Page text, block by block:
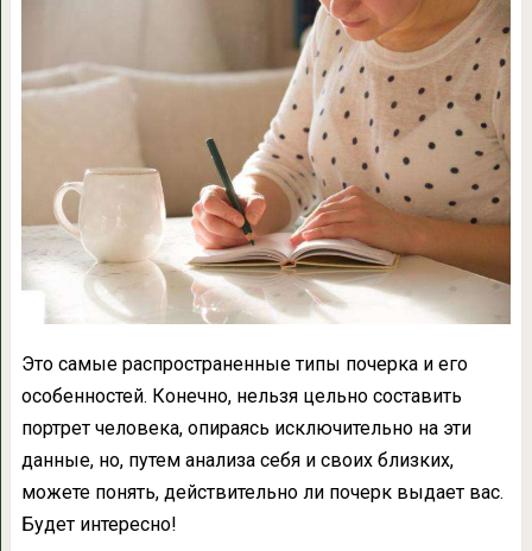
Это самые распространенные типы почерка и его
особенностей. Конечно, нельзя цельно составить
портрет человека, опираясь исключительно на эти
данные, но, путем анализа себя и своих близких,
можете понять, действительно ли почерк выдает вас.
Будет интересно!